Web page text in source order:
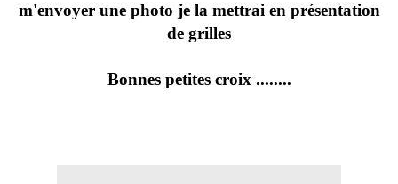
m'envoyer une photo je la mettrai en présentation
de grilles
Bonnes petites croix ........